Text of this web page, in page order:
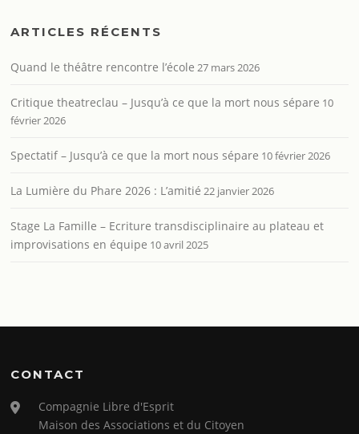
ARTICLES RÉCENTS
Quand le théâtre rencontre l’école 27 mars 2026
Critique theatreclau – Jusqu’à ce que la mort nous sépare 10
février 2026
Spectatif – Jusqu’à ce que la mort nous sépare 10 février 2026
La Lumière du Phare 2026 : L’amitié 22 janvier 2026
Stage La Famille – Ecriture transdisciplinaire au plateau et
improvisations en équipe 10 avril 2025
CONTACT
Compagnie Libre d'Esprit
Maison des Associations et du Citoyen